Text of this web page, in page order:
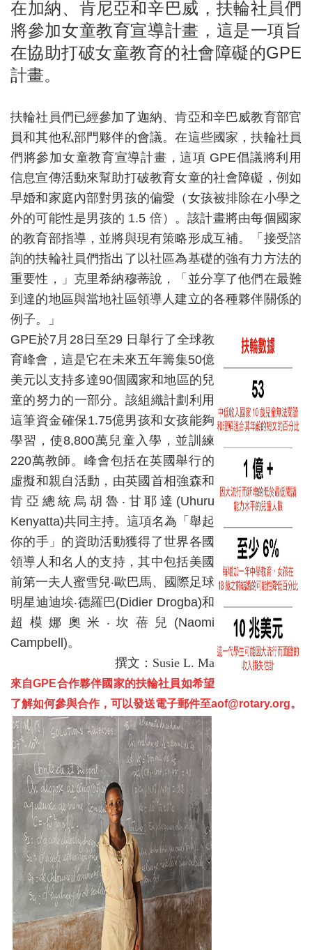
在加納、肯尼亞和辛巴威，扶輪社員們
將參加女童教育宣導計畫，這是一項旨
在協助打破女童教育的社會障礙的GPE
計畫。
扶輪社員們已經參加了迦納、肯亞和辛巴威教育部官
員和其他私部門夥伴的會議。在這些國家，扶輪社員
們將參加女童教育宣導計畫，這項 GPE倡議將利用
信息宣傳活動來幫助打破教育女童的社會障礙，例如
早婚和家庭內部對男孩的偏愛（女孩被排除在小學之
外的可能性是男孩的 1.5 倍）。該計畫將由每個國家
的教育部指導，並將與現有策略形成互補。「接受諮
詢的扶輪社員們指出了以社區為基礎的強有力方法的
重要性，」克里希納穆蒂說，「並分享了他們在最難
到達的地區與當地社區領導人建立的各種夥伴關係的
例子。」
GPE於7月28日至29 日舉行了全球教
育峰會，這是它在未來五年籌集50億
美元以支持多達90個國家和地區的兒
童的努力的一部分。該組織計劃利用
這筆資金確保1.75億男孩和女孩能夠
學習，使8,800萬兒童入學，並訓練
220萬教師。峰會包括在英國舉行的
虛擬和親自活動，由英國首相強森和
肯亞總統烏胡魯‧甘耶達(Uhuru
Kenyatta)共同主持。這項名為「舉起
你的手」的資助活動獲得了世界各國
領導人和名人的支持，其中包括美國
前第一夫人蜜雪兒‧歐巴馬、國際足球
明星迪迪埃‧德羅巴(Didier Drogba)和
超模娜奧米‧坎蓓兒(Naomi
Campbell)。
撰文：Susie L. Ma
來自GPE合作夥伴國家的扶輪社員如希望
了解如何參與合作，可以發送電子郵件至aof@rotary.org。